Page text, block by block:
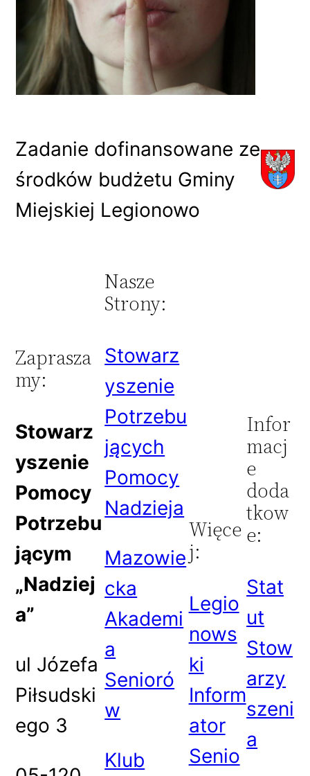
Zadanie dofinansowane ze
środków budżetu Gminy
Miejskiej Legionowo
Zaprasza
my:
Stowarz
yszenie
Pomocy
Potrzebu
jącym
„Nadziej
a”
ul Józefa
Piłsudski
ego 3
Nasze
Strony:
Stowarz
yszenie
Potrzebu
jących
Pomocy
Nadzieja
Mazowie
cka
Akademi
a
Senioró
w
Klub
Więce
j:
Legio
nows
ki
Inform
ator
Senio
Infor
macj
e
doda
tkow
e:
Stat
ut
Stow
arzy
szeni
a